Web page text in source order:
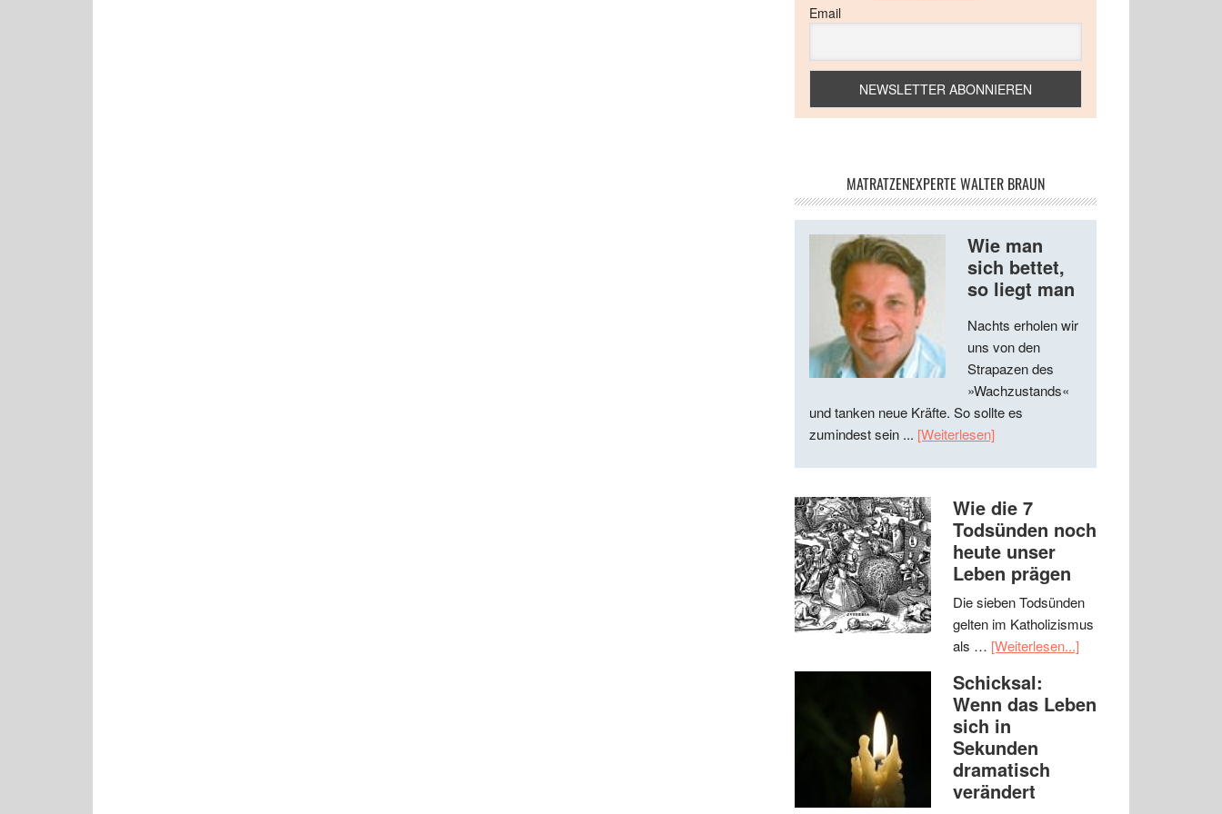
Email
MATRATZENEXPERTE WALTER BRAUN
Wie man
sich bettet,
so liegt man
Nachts erholen wir
uns von den
Strapazen des
»Wachzustands«
und tanken neue Kräfte. So sollte es
zumindest sein ... [Weiterlesen]
Wie die 7
Todsünden noch
heute unser
Leben prägen
Die sieben Todsünden
gelten im Katholizismus
als … [Weiterlesen...]
Schicksal:
Wenn das Leben
sich in
Sekunden
dramatisch
verändert